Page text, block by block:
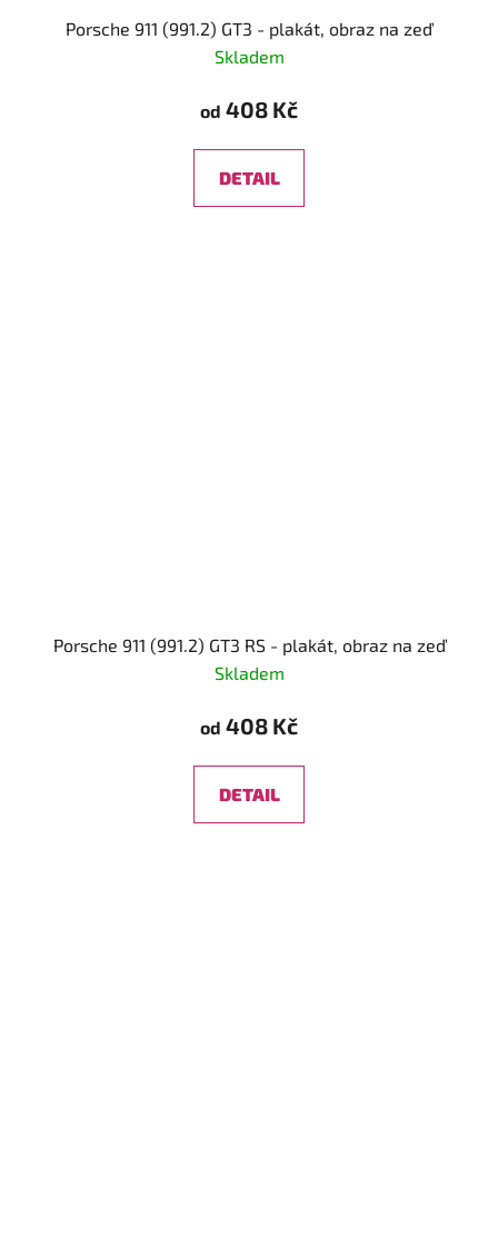
Porsche 911 (991.2) GT3 - plakát, obraz na zeď
Skladem
od 408 Kč
DETAIL
Porsche 911 (991.2) GT3 RS - plakát, obraz na zeď
Skladem
od 408 Kč
DETAIL